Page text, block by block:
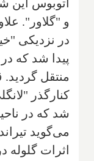
اتوبوس این
و "گلاور".
پیدا شد که
منتقل گردید.
کنارگذر
شد که در
می‌گوید
اثرات